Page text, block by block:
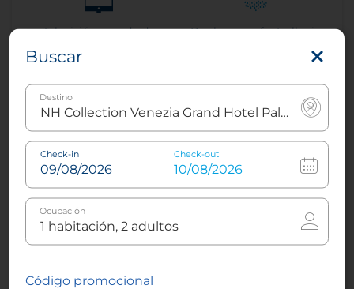
Televisión grande de
Ducha con efecto lluvia
Terraza
Más información
Reserva ahora
Buscar
Destino
Check-in Check-out
Ocupación
Código promocional